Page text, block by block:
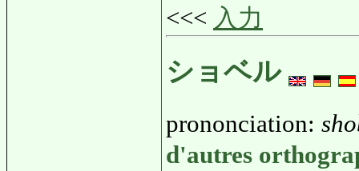
<<< 入力
ショベル
prononciation:
d'autres